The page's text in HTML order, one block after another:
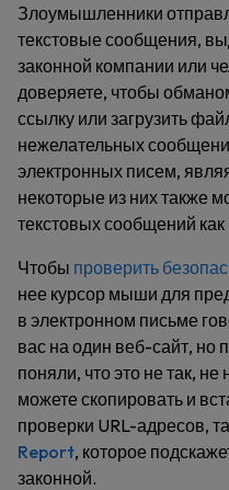
Злоумышленники
текстовые сообщения,
законной компании или
доверяете, чтобы
ссылку или загрузить
нежелательных
электронных писем,
некоторые из них также
текстовых сообщений как
Чтобы проверить
нее курсор мыши для
в электронном письме
вас на один веб-сайт, но
поняли, что это не так,
можете скопировать и
проверки URL-адресов,
Report, которое
законной.